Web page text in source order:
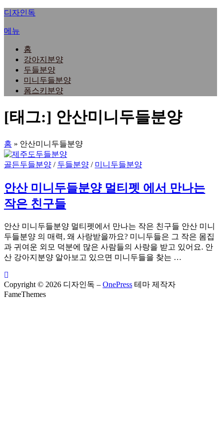
내
으
디자인독
메뉴
홈
강아지분양
두들분양
미니두들분양
폼스키분양
[태그:] 안산미니두들분양
홈 » 안산미니두들분양
골든두들분양 / 두들분양 / 미니두들분양
안산 미니두들분양 멀티펫 에서 만나는
작은 친구들
안산 미니두들분양 멀티펫에서 만나는 작은 친구들 안산 미니
두들분양 의 매력, 왜 사랑받을까요? 미니두들은 그 작은 몸집
과 귀여운 외모 덕분에 많은 사람들의 사랑을 받고 있어요. 안
산 강아지분양 알아보고 있으면 미니두들을 찾는 …
Copyright © 2026 디자인독 – OnePress 테마 제작자
FameThemes